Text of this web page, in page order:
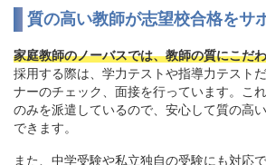
質の高い教師が志望校合格をサ
家庭教師のノーバスでは、教師の質にこだ
採用する際は、学力テストや指導力テスト
ナーのチェック、面接を行っています。こ
のみを派遣しているので、安心して質の高
できます。
また、中学受験や私立独自の受験にも対応